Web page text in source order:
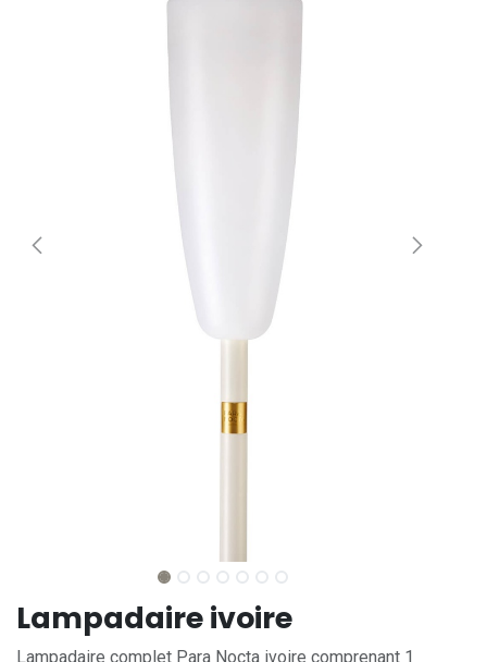
Lampadaire ivoire
Lampadaire complet Para Nocta ivoire comprenant 1